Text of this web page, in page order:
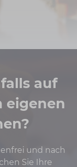
auf
eigenen
und nach
Sie Ihre